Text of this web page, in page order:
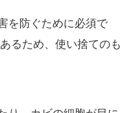
を防ぐために必須で
るため、使い捨てのも